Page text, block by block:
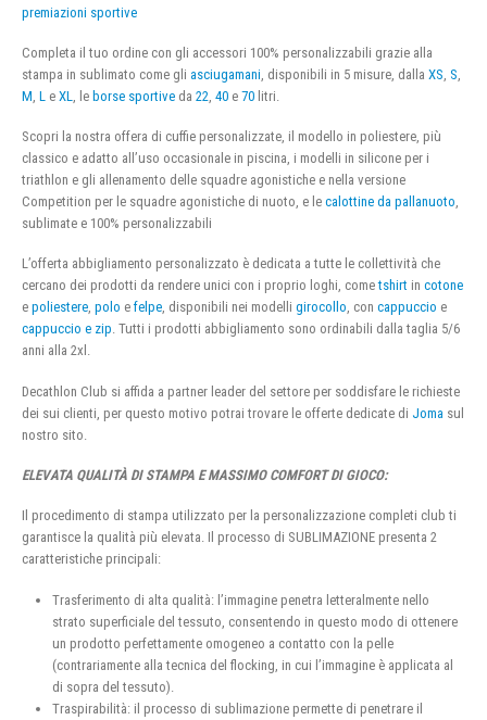
premiazioni sportive
Completa il tuo ordine con gli accessori 100% personalizzabili grazie alla
stampa in sublimato come gli asciugamani , disponibili in 5 misure, dalla XS S
M L e XL , le borse sportive da 22 40 e 70 litri.
Scopri la nostra offera di cuffie personalizzate, il modello in poliestere, più
classico e adatto all’uso occasionale in piscina, i modelli in silicone per i
triathlon e gli allenamento delle squadre agonistiche e nella versione
Competition per le squadre agonistiche di nuoto, e le calottine da pallanuoto,
sublimate e 100% personalizzabili
L’offerta abbigliamento personalizzato è dedicata a tutte le collettività che
cercano dei prodotti da rendere unici con i proprio loghi, cometshirt in cotone
e poliestere, polo e felpe, disponibili nei modelli girocollo, con cappuccio e
cappuccio e zip. Tutti i prodotti abbigliamento sono ordinabili dalla taglia 5/6
anni alla 2xl.
Decathlon Club si affida a partner leader del settore per soddisfare le richieste
dei sui clienti, per questo motivo potrai trovare le offerte dedicate di Joma sul
nostro sito.
ELEVATA QUALITÀ DI STAMPA E MASSIMO COMFORT DI GIOCO:
Il procedimento di stampa utilizzato per la personalizzazione completi club ti
garantisce la qualità più elevata. Il processo di SUBLIMAZIONE presenta 2
caratteristiche principali:
Trasferimento di alta qualità: l’immagine penetra letteralmente nello
strato superficiale del tessuto, consentendo in questo modo di ottenere
un prodotto perfettamente omogeneo a contatto con la pelle
(contrariamente alla tecnica del flocking, in cui l’immagine è applicata al
di sopra del tessuto).
Traspirabilità: il processo di sublimazione permette di penetrare il